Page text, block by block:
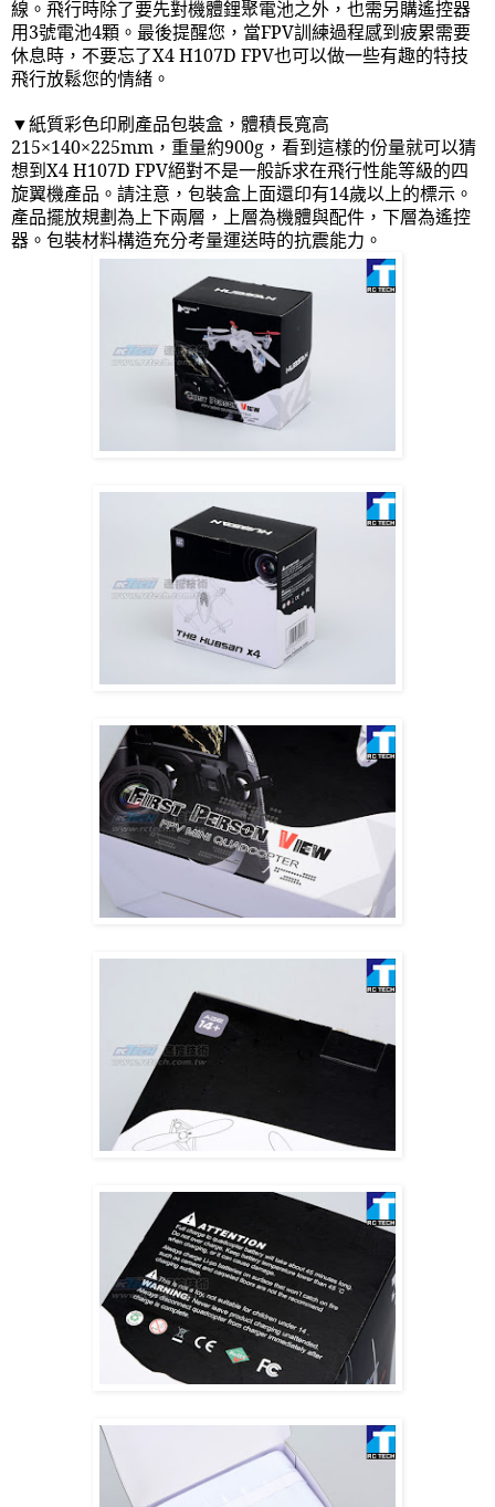
線。飛行時除了要先對機體鋰聚電池之外，也需另購遙控器
用3號電池4顆。最後提醒您，當FPV訓練過程感到疲累需要
休息時，不要忘了X4 H107D FPV也可以做一些有趣的特技
飛行放鬆您的情緒。
▼紙質彩色印刷產品包裝盒，體積長寬高
215×140×225mm ，重量約900g ，看到這樣的份量就可以猜
想到X4 H107D FPV絕對不是一般訴求在飛行性能等級的四
旋翼機產品。請注意，包裝盒上面還印有14歲以上的標示。
產品擺放規劃為上下兩層，上層為機體與配件，下層為遙控
器。包裝材料構造充分考量運送時的抗震能力。